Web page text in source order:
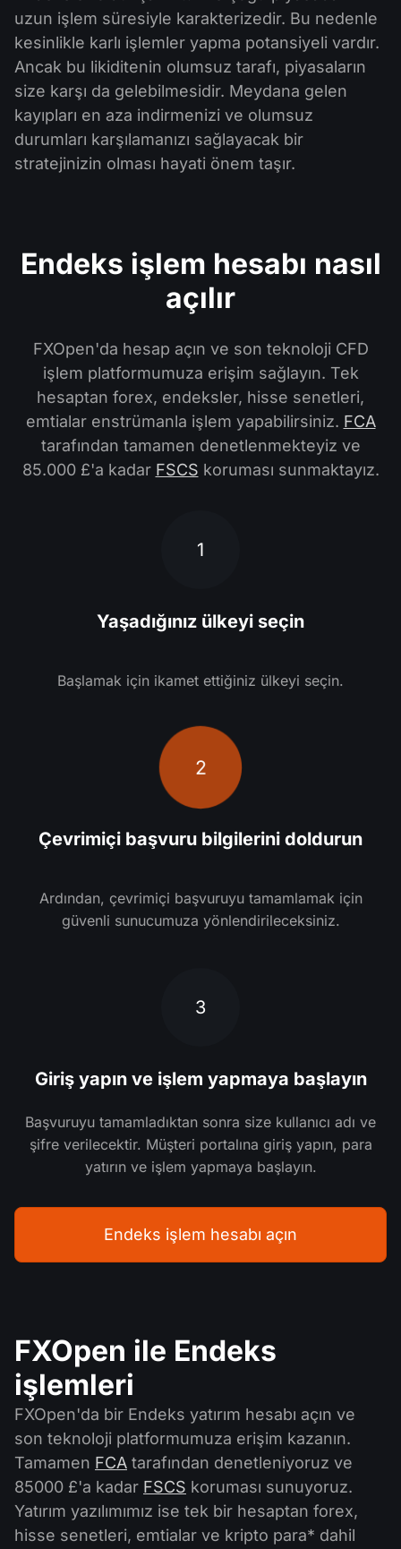
uzun işlem süresiyle karakterizedir. Bu nedenle
kesinlikle karlı işlemler yapma potansiyeli vardır.
Ancak bu likiditenin olumsuz tarafı, piyasaların
size karşı da gelebilmesidir. Meydana gelen
kayıpları en aza indirmenizi ve olumsuz
durumları karşılamanızı sağlayacak bir
stratejinizin olması hayati önem taşır.
Endeks işlem hesabı nasıl
açılır
FXOpen'da hesap açın ve son teknoloji CFD
işlem platformumuza erişim sağlayın. Tek
hesaptan forex, endeksler, hisse senetleri,
emtialar enstrümanla işlem yapabilirsiniz. FCA
tarafından tamamen denetlenmekteyiz ve
85.000 £'a kadar FSCS koruması sunmaktayız.
1
Yaşadığınız ülkeyi seçin
Başlamak için ikamet ettiğiniz ülkeyi seçin.
2
Çevrimiçi başvuru bilgilerini doldurun
Ardından, çevrimiçi başvuruyu tamamlamak için
güvenli sunucumuza yönlendirileceksiniz.
3
Giriş yapın ve işlem yapmaya başlayın
Başvuruyu tamamladıktan sonra size kullanıcı adı ve
şifre verilecektir. Müşteri portalına giriş yapın, para
yatırın ve işlem yapmaya başlayın.
Endeks işlem hesabı açın
FXOpen ile Endeks
işlemleri
FXOpen'da bir Endeks yatırım hesabı açın ve
son teknoloji platformumuza erişim kazanın.
Tamamen FCA tarafından denetleniyoruz ve
85000 £'a kadar FSCS koruması sunuyoruz.
Yatırım yazılımımız ise tek bir hesaptan forex,
hisse senetleri, emtialar ve kripto para* dahil